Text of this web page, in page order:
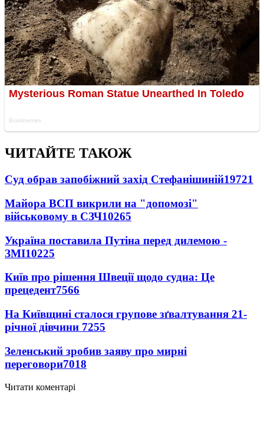
ЧИТАЙТЕ ТАКОЖ
Суд обрав запобіжний захід Стефанішиній19721
Майора ВСП викрили на "допомозі"
військовому в СЗЧ10265
Україна поставила Путіна перед дилемою -
ЗМІ10225
Київ про рішення Швеції щодо судна: Це
прецедент7566
На Київщині сталося групове зґвалтування 21-
річної дівчини 7255
Зеленський зробив заяву про мирні
переговори7018
Читати коментарі